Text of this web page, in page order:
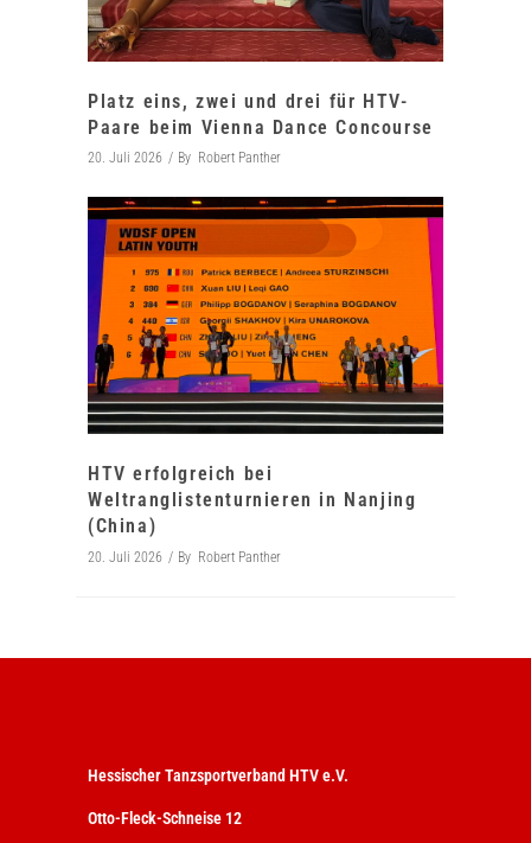
Platz eins, zwei und drei für HTV-
Paare beim Vienna Dance Concourse
20. Juli 2026 By Robert Panther
HTV erfolgreich bei
Weltranglistenturnieren in Nanjing
(China)
20. Juli 2026 By Robert Panther
Hessischer Tanzsportverband HTV e.V.
Otto-Fleck-Schneise 12